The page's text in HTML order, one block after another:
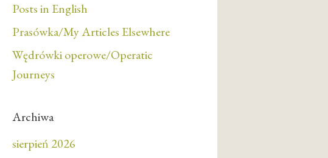
Posts in English
Prasówka/My Articles Elsewhere
Wędrówki operowe/Operatic
Journeys
Archiwa
sierpień 2026